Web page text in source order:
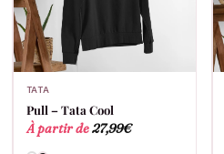
TATA
Pull – Tata Cool
À partir de27,99€